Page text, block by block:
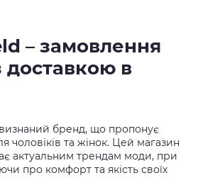
– замовлення
доставкою в
бренд, що пропонує
чоловіків та жінок. Цей магазин
актуальним трендам моди, при
про комфорт та якість своїх